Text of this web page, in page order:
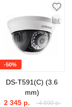
-50%
DS-T591(C) (3.6
mm)
4 690 р.
2 345 р.